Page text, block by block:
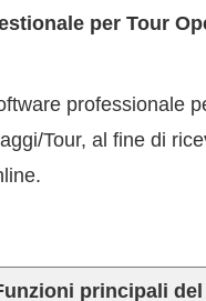
per Tour
professionale
Tour, al fine di
principali